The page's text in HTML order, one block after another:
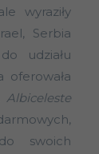
wyraziły
Serbia
udziału
Albiceleste
swoich